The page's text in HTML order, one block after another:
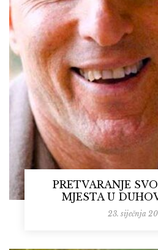
PRETVARANJE
MJESTA U
23. siječnja